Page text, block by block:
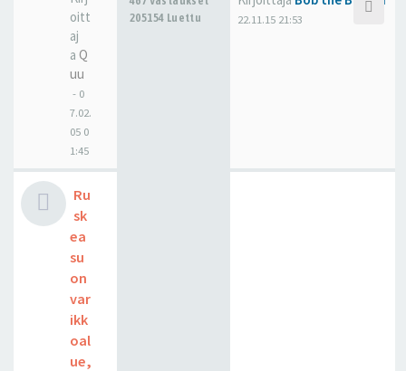
oitt
aj
a Q
uu
- 0
7.02.
05 0
1:45
205154 Luettu
22.11.15 21:53
Ru
sk
ea
su
on
var
ikk
oal
ue,